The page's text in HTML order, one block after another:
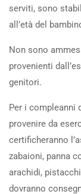
serviti, sono
all’età del
Non sono
provenienti
genitori.
Per i compleanni
provenire da
certificheranno
zabaioni, panna
arachidi,
dovranno